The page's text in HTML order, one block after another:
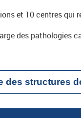
et 10 centres qui
des pathologies
des structures